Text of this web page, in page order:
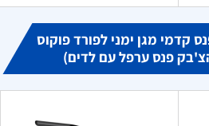
קדמי מגן ימני לפורד פוקוס